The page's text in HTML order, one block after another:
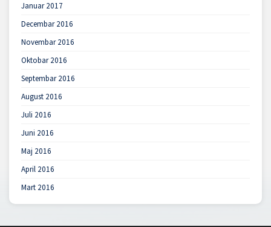
Januar 2017
Decembar 2016
Novembar 2016
Oktobar 2016
Septembar 2016
August 2016
Juli 2016
Juni 2016
Maj 2016
April 2016
Mart 2016